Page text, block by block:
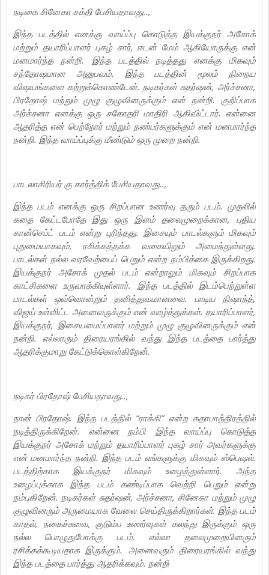
நடிகை சினேகா சக்தி பேசியதாவது..,
இந்த படத்தில் எனக்கு வாய்ப்பு கொடுத்த இயக்குநர் அசோக்
மற்றும் தயாரிப்பாளர் புகழ் சார், ஈடன் மேம் ஆகியோருக்கு என்
மனமார்ந்த நன்றி. இந்த படத்தில் நடித்தது எனக்கு மிகவும்
சந்தோஷமான அனுபவம். இந்த படத்தின் மூலம் நிறைய
விஷயங்களை கற்றுக்கொண்டேன். நடிகர்கள் சுதர்ஷன், அர்ச்சனா,
பிரதோஷ் மற்றும் முழு குழுவினருக்கும் என் நன்றி. குறிப்பாக
அர்ச்சனா எனக்கு ஒரு சகோதரி மாதிரி ஆகிவிட்டார். என்னை
ஆதரித்த என் பெற்றோர் மற்றும் நண்பர்களுக்கும் என் மனமார்ந்த
நன்றி. இந்த வாய்ப்புக்கு மீண்டும் ஒரு முறை நன்றி.
பாடலாசிரியர் கு கார்த்திக் பேசியதாவது..,
இந்த படம் எனக்கு ஒரு சிறப்பான உணர்வு தரும் படம். முதலில்
கதை கேட்டபோதே இது ஒரு இளம் தலைமுறைக்கான, புதிய
கான்செப்ட் படம் என்று புரிந்தது. இசையும் பாடல்களும் மிகவும்
புதுமையாகவும், ரசிக்கத்தக்க வகையிலும் அமைந்துள்ளது.
பாடல்கள் நல்ல வரவேற்பைப் பெறும் என்ற நம்பிக்கை இருக்கிறது.
இயக்குநர் அசோக் முதல் படம் என்றாலும் மிகவும் சிறப்பாக
காட்சிகளை உருவாக்கியுள்ளார். இந்த படத்தில் இடம்பெற்றுள்ள
பாடல்கள் ஒவ்வொன்றும் தனித்துவமானவை. பாடிய நிஷாந்த்,
விஜய் உள்ளிட்ட அனைவருக்கும் என் வாழ்த்துக்கள். தயாரிப்பாளர்,
இயக்குநர், இசையமைப்பாளர் மற்றும் முழு குழுவினருக்கும் என்
நன்றி. எல்லாரும் திரையரங்கில் வந்து இந்த படத்தை பார்த்து
ஆதரிக்குமாறு கேட்டுக்கொள்கிறேன்.
நடிகர் பிரதோஷ் பேசியதாவது..,
நான் பிரதோஷ். இந்த படத்தில் “ராக்கி” என்ற கதாபாத்திரத்தில்
நடித்திருக்கிறேன். என்னை நம்பி இந்த வாய்ப்பு கொடுத்த
இயக்குநர் அசோக் மற்றும் தயாரிப்பாளர் புகழ் சார் அவர்களுக்கு
என் மனமார்ந்த நன்றி. இந்த படம் எங்களுக்கு மிகவும் ஸ்பெஷல்.
படத்திற்காக இயக்குநர் மிகவும் உழைத்துள்ளார். அந்த
உழைப்புக்காக இந்த படம் கண்டிப்பாக வெற்றி பெறும் என்று
நம்புகிறேன். நடிகர்கள் சுதர்ஷன், அர்ச்சனா, சினேகா மற்றும் முழு
குழுவினரும் அருமையாக வேலை செய்திருக்கிறார்கள். இந்த படம்
காதல், நகைச்சுவை, குடும்ப உணர்வுகள் கலந்து இருக்கும் ஒரு
நல்ல பொழுதுபோக்கு படம். எல்லா தலைமுறையினரும்
ரசிக்கக்கூடியதாக இருக்கும். அனைவரும் திரையரங்கில் வந்து
இந்த படத்தை பார்த்து ஆதரிக்கவும். நன்றி